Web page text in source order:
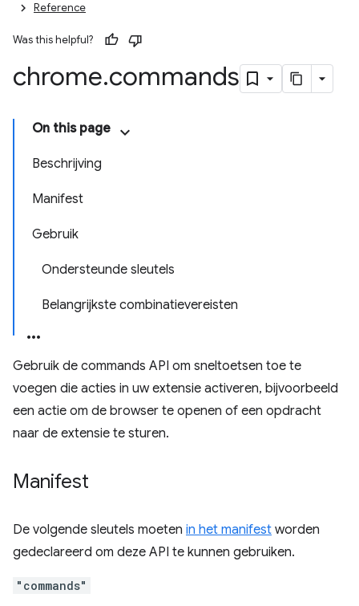
Reference
Was this helpful?
chrome.commands
On this page
Beschrijving
Manifest
Gebruik
Ondersteunde sleutels
Belangrijkste combinatievereisten
Gebruik de commands API om sneltoetsen toe te
voegen die acties in uw extensie activeren, bijvoorbeeld
een actie om de browser te openen of een opdracht
naar de extensie te sturen.
Manifest
De volgende sleutels moeten in het manifest worden
gedeclareerd om deze API te kunnen gebruiken.
"commands"